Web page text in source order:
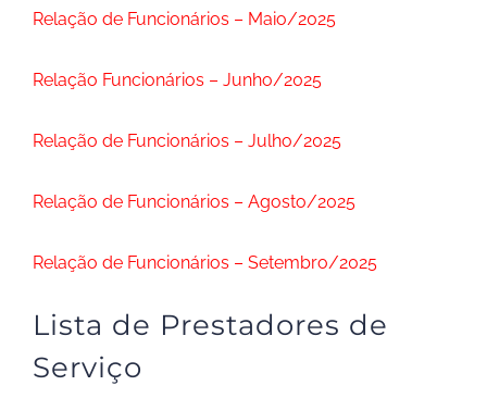
Relação de Funcionários – Maio/2025
Relação Funcionários – Junho/2025
Relação de Funcionários – Julho/2025
Relação de Funcionários – Agosto/2025
Relação de Funcionários – Setembro/2025
Lista de Prestadores de
Serviço